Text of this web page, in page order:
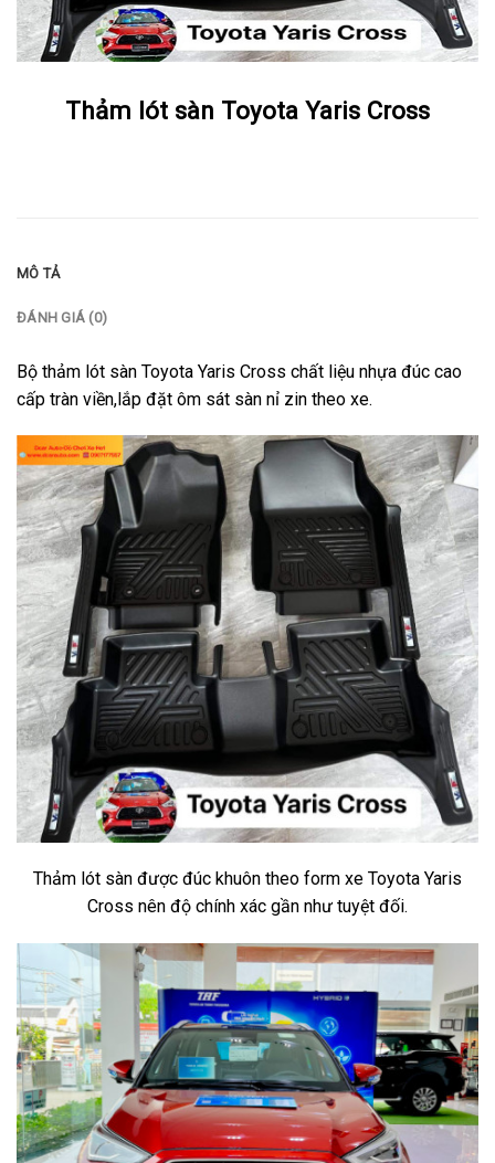
Thảm lót sàn Toyota Yaris Cross
MÔ TẢ
ĐÁNH GIÁ (0)
Bộ thảm lót sàn Toyota Yaris Cross chất liệu nhựa đúc cao
cấp tràn viền,lắp đặt ôm sát sàn nỉ zin theo xe.
Thảm lót sàn được đúc khuôn theo form xe Toyota Yaris
Cross nên độ chính xác gần như tuyệt đối.